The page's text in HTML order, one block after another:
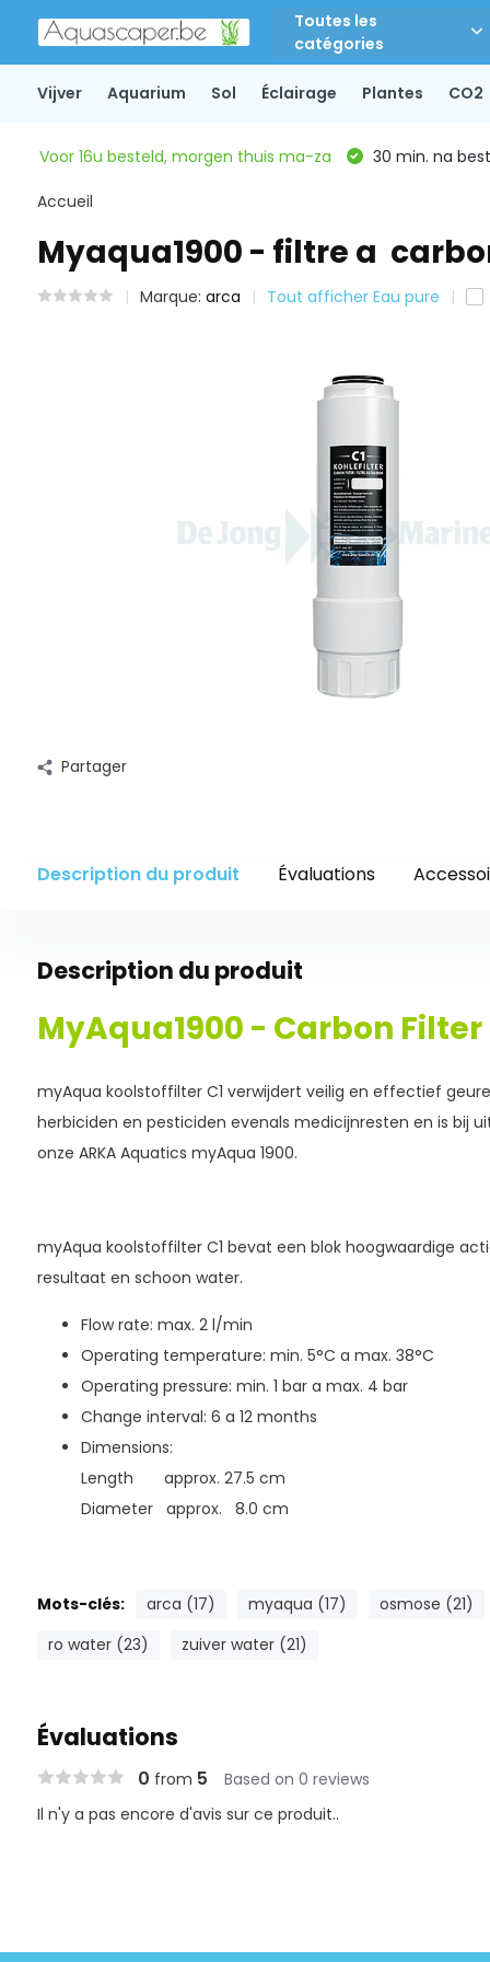
Toutes les
catégories
Vijver Aquarium Sol Éclairage Plantes CO2
Voor 16u besteld, morgen thuis ma-za 30 min. na
Accueil
Myaqua1900 - filtre a
Marque: arca Tout afficher Eau pure
Partager
Description du produit Évaluations
Description du produit
MyAqua1900 - Carbon Filter
myAqua koolstoffilter C1 verwijdert veilig en effectief
herbiciden en pesticiden evenals medicijnresten en is bij
onze ARKA Aquatics myAqua 1900.
myAqua koolstoffilter C1 bevat een blok hoogwaardige
resultaat en schoon water.
Flow rate: max. 2 l/min
Operating temperature: min. 5°C a max. 38°C
Operating pressure: min. 1 bar a max. 4 bar
Change interval: 6 a 12 months
Dimensions:
Length approx. 27.5 cm
Diameter approx. 8.0 cm
Mots-clés: arca (17) myaqua (17) osmose (21)
ro water (23)
zuiver water (21)
Évaluations
0 from 5 Based on 0 reviews
Il n'y a pas encore d'avis sur ce produit..